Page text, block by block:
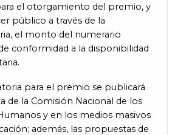
el otorgamiento del premio, y
público a través de la
el monto del numerario
conformidad a la disponibilidad
para el premio se publicará
de la Comisión Nacional de los
y en los medios masivos
además, las propuestas de